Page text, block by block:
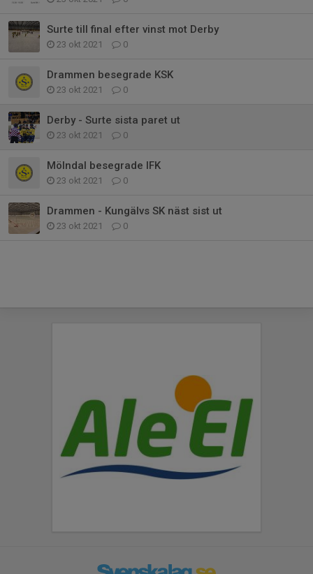
Surte till final efter vinst mot Derby
23 okt 2021 0
Drammen besegrade KSK
23 okt 2021 0
Derby - Surte sista paret ut
23 okt 2021 0
Mölndal besegrade IFK
23 okt 2021 0
Drammen - Kungälvs SK näst sist ut
23 okt 2021 0